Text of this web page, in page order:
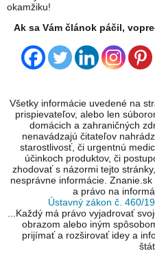
okamžiku!
Ak sa Vám článok páčil,
Všetky informácie uvedené na
prispievateľov, alebo len
domácich a zahraničných
nenavádzajú čitateľov
starostlivosť, či urgentnú
účinkoch produktov, či
zhodovať s názormi tejto
nesprávne informácie.
a právo na
Ústavný zákon č. 460/
...Každý má právo vyjadrovať
obrazom alebo iným
prijímať a rozširovať idey a